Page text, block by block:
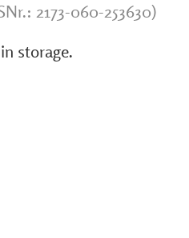
2173-060-253630)
storage.